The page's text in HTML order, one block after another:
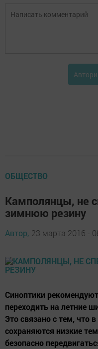
ОБЩЕСТВО
Камполянцы, не
зимнюю резину
Автор, 23 марта 2016 -
Синоптики
переходить на летние
Это связано с тем, что
сохраняются низкие
безопасно